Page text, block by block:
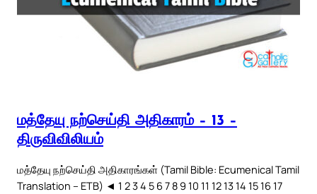
மத்தேயு நற்செய்தி அதிகாரம் – 13 –
திருவிவிலியம்
மத்தேயு நற்செய்தி அதிகாரங்கள் (Tamil Bible: Ecumenical Tamil
Translation – ETB) ◄ 1 2 3 4 5 6 7 8 9 10 11 12 13 14 15 16 17